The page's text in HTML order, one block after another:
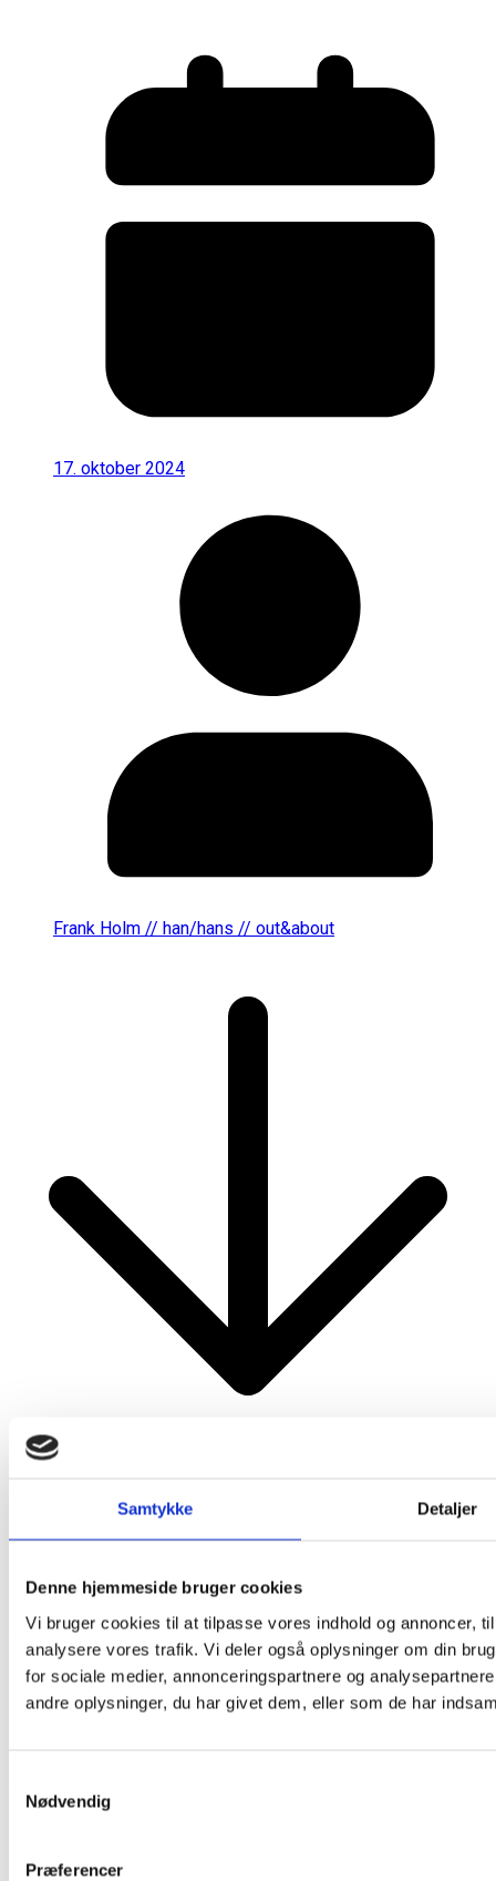
Samtykke Detaljer
Denne hjemmeside bruger cookies
Vi bruger cookies til at tilpasse vores indhold og annoncer,
analysere vores trafik. Vi deler også oplysninger om din
for sociale medier, annonceringspartnere og
andre oplysninger, du har givet dem, eller som de har
Nødvendig
Præferencer
17. oktober 2024
Frank Holm // han/hans // out&about